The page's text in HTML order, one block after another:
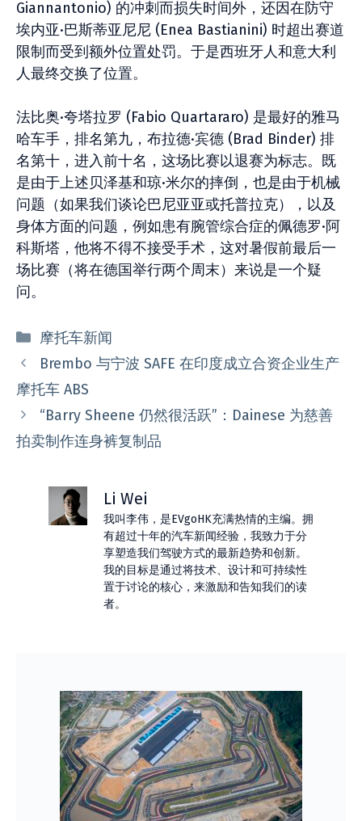
Giannantonio) 的冲刺而损失时间外，还因在防守
埃内亚·巴斯蒂亚尼尼 (Enea Bastianini) 时超出赛道
限制而受到额外位置处罚。于是西班牙人和意大利
人最终交换了位置。
法比奥·夸塔拉罗 (Fabio Quartararo) 是最好的雅马
哈车手，排名第九，布拉德·宾德 (Brad Binder) 排
名第十，进入前十名，这场比赛以退赛为标志。既
是由于上述贝泽基和琼·米尔的摔倒，也是由于机械
问题（如果我们谈论巴尼亚亚或托普拉克），以及
身体方面的问题，例如患有腕管综合症的佩德罗·阿
科斯塔，他将不得不接受手术，这对暑假前最后一
场比赛（将在德国举行两个周末）来说是一个疑
问。
分
类
摩托车新闻
Brembo 与宁波 SAFE 在印度成立合资企业生产
摩托车 ABS
“Barry Sheene 仍然很活跃”：Dainese 为慈善
拍卖制作连身裤复制品
Li Wei
我叫李伟，是EVgoHK充满热情的主编。拥
有超过十年的汽车新闻经验，我致力于分
享塑造我们驾驶方式的最新趋势和创新。
我的目标是通过将技术、设计和可持续性
置于讨论的核心，来激励和告知我们的读
者。